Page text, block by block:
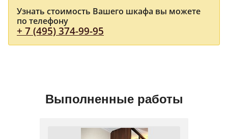
Узнать стоимость Вашего шкафа вы можете
по телефону
+ 7 (495) 374-99-95
Выполненные работы